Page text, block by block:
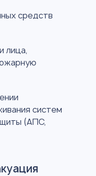
средств
лица,
систем
(АПС,